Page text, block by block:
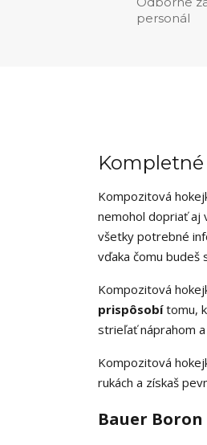
personál
Kompozitová
nemohol dopriať aj
všetky potrebné
vďaka čomu budeš
Kompozitová
prispôsobítomu,
strieľať náprahom
Kompozitová
rukách a získaš
Bauer Boron